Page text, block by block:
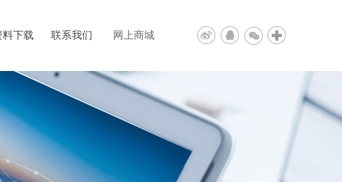
料下载 联系我们 网上商城